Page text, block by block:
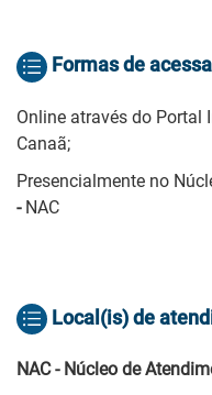
Formas de
Online através do Portal
Canaã;
Presencialmente no
- NAC
Local(is) de
NAC - Núcleo de